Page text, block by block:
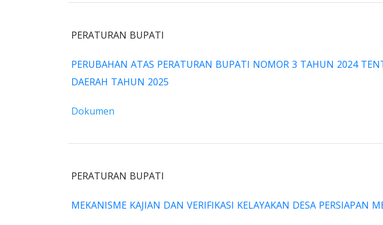
PERATURAN BUPATI
PERUBAHAN ATAS PERATURAN BUPATI NOMOR 3 TAHUN 2024
DAERAH TAHUN 2025
Dokumen
PERATURAN BUPATI
MEKANISME KAJIAN DAN VERIFIKASI KELAYAKAN DESA PERSIAPAN